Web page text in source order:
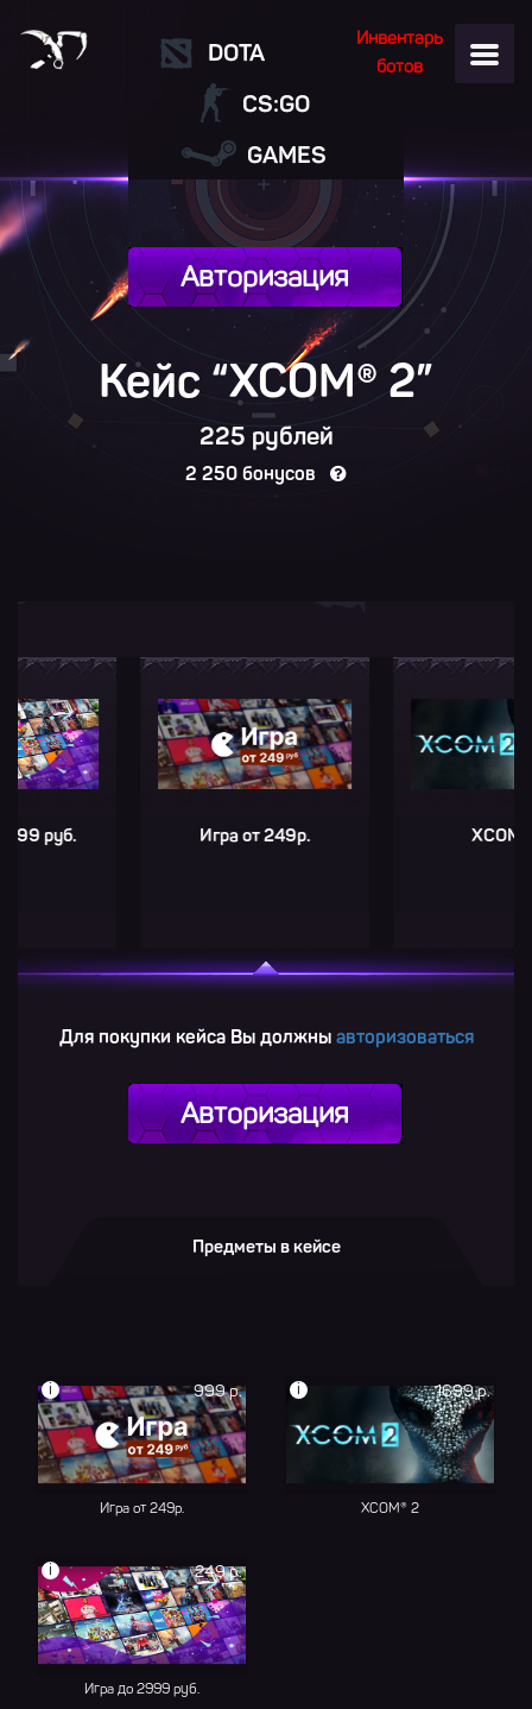
Инвентарь
ботов
DOTA
CS:GO
GAMES
Авторизация
Кейс “XCOM® 2”
225 рублей
2 250 бонусов
Игра от 249р. XCOM® 2
Для покупки кейса Вы должны авторизоваться
Авторизация
Предметы в кейсе
999 р.
i
Игра от 249р.
1699 р.
i
XCOM® 2
249 р.
i
Игра до 2999 руб.